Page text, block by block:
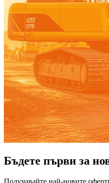
Бъдете първи за
Получавайте най-новите